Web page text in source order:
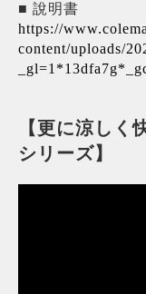
■ 說明書
https://
content/uploads/
【更に涼しく
シリーズ】